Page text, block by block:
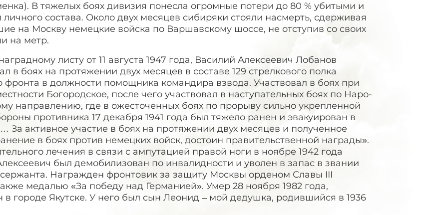
В тяжелых боях дивизия понесла огромные потери до 80 % убитыми и
состава. Около двух месяцев сибиряки стояли насмерть, сдерживая
на Москву немецкие войска по Варшавскому шоссе, не отступив со своих
на метр.
листу от 11 августа 1947 года, Василий Алексеевич Лобанов
в боях на протяжении двух месяцев в составе 129 стрелкового полка
фронта в должности помощника командира взвода. Участвовал в боях при
Богородское, после чего участвовал в наступательных боях по Наро-
направлению, где в ожесточенных боях по прорыву сильно укрепленной
противника 17 декабря 1941 года был тяжело ранен и эвакуирован в
За активное участие в боях на протяжении двух месяцев и полученное
в боях против немецких войск, достоин правительственной награды».
лечения в связи с ампутацией правой ноги в ноябре 1942 года
был демобилизован по инвалидности и уволен в запас в звании
Награжден фронтовик за защиту Москвы орденом Славы III
медалью «За победу над Германией». Умер 28 ноября 1982 года,
в городе Якутске. У него был сын Леонид – мой дедушка, родившийся в 1936